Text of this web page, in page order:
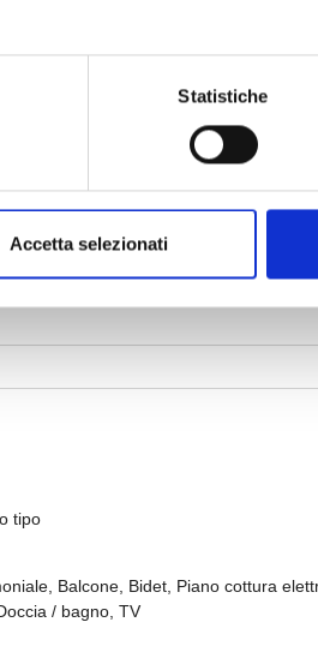
Statistiche
Accetta selezionati